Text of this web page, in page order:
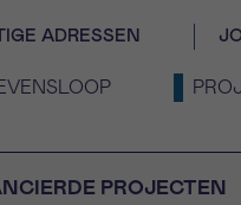
ADRESSEN
PROJECTEN